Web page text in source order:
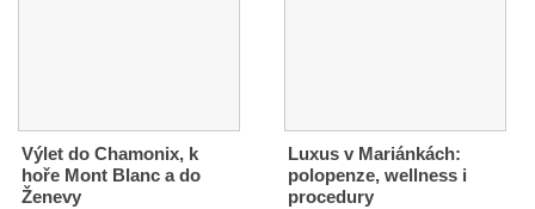
Výlet do Chamonix, k
hoře Mont Blanc a do
Ženevy
Luxus v Mariánkách:
polopenze, wellness i
procedury